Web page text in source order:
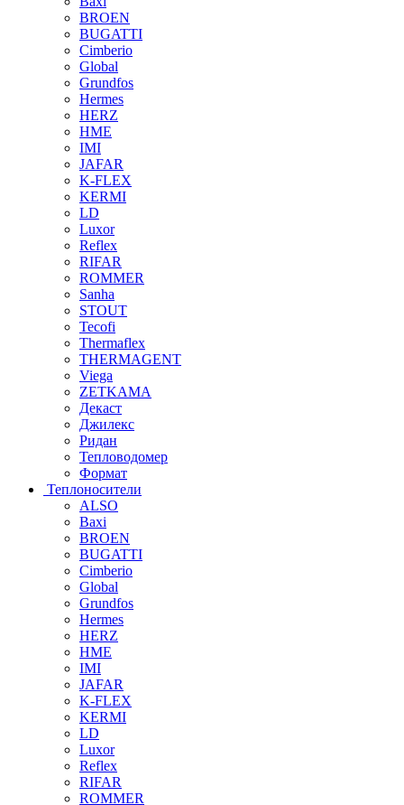
BROEN
BUGATTI
Cimberio
Global
Grundfos
Hermes
HERZ
HME
IMI
JAFAR
K-FLEX
KERMI
LD
Luxor
Reflex
RIFAR
ROMMER
Sanha
STOUT
Tecofi
Thermaflex
THERMAGENT
Viega
ZETKAMA
Декаст
Джилекс
Ридан
Тепловодомер
Формат
Теплоносители
ALSO
Baxi
BROEN
BUGATTI
Cimberio
Global
Grundfos
Hermes
HERZ
HME
IMI
JAFAR
K-FLEX
KERMI
LD
Luxor
Reflex
RIFAR
ROMMER